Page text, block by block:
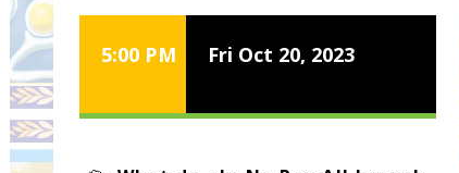
5:00 PM Fri Oct 20, 2023